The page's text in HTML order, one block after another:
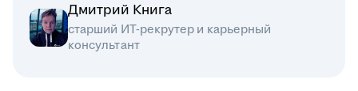
Дмитрий Книга
старший ИТ-рекрутер и карьерный
консультант